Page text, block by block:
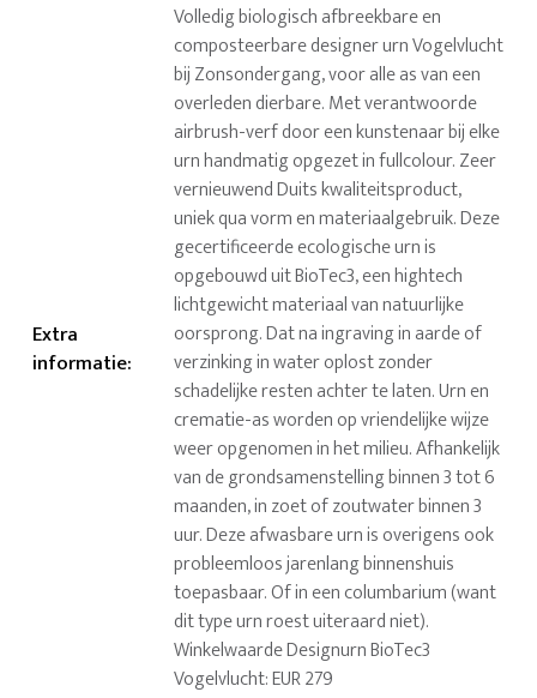
Extra
informatie:
Volledig biologisch afbreekbare en
composteerbare designer urn Vogelvlucht
bij Zonsondergang, voor alle as van een
overleden dierbare. Met verantwoorde
airbrush-verf door een kunstenaar bij elke
urn handmatig opgezet in fullcolour. Zeer
vernieuwend Duits kwaliteitsproduct,
uniek qua vorm en materiaalgebruik. Deze
gecertificeerde ecologische urn is
opgebouwd uit BioTec3, een hightech
lichtgewicht materiaal van natuurlijke
oorsprong. Dat na ingraving in aarde of
verzinking in water oplost zonder
schadelijke resten achter te laten. Urn en
crematie-as worden op vriendelijke wijze
weer opgenomen in het milieu. Afhankelijk
van de grondsamenstelling binnen 3 tot 6
maanden, in zoet of zoutwater binnen 3
uur. Deze afwasbare urn is overigens ook
probleemloos jarenlang binnenshuis
toepasbaar. Of in een columbarium (want
dit type urn roest uiteraard niet).
Winkelwaarde Designurn BioTec3
Vogelvlucht: EUR 279